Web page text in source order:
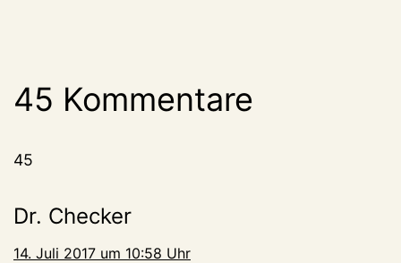
45 Kommentare
45
Dr. Checker
14. Juli 2017 um 10:58 Uhr